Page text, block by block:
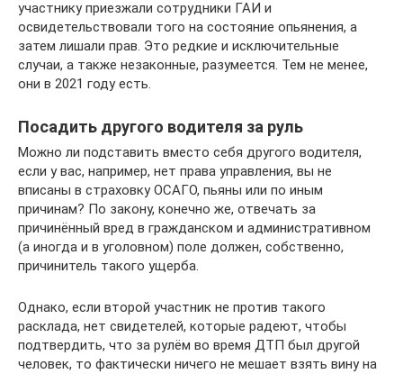
участнику приезжали сотрудники ГАИ и
освидетельствовали того на состояние опьянения, а
затем лишали прав. Это редкие и исключительные
случаи, а также незаконные, разумеется. Тем не менее,
они в 2021 году есть.
Посадить другого водителя за руль
Можно ли подставить вместо себя другого водителя,
если у вас, например, нет права управления, вы не
вписаны в страховку ОСАГО, пьяны или по иным
причинам? По закону, конечно же, отвечать за
причинённый вред в гражданском и административном
(а иногда и в уголовном) поле должен, собственно,
причинитель такого ущерба.
Однако, если второй участник не против такого
расклада, нет свидетелей, которые радеют, чтобы
подтвердить, что за рулём во время ДТП был другой
человек, то фактически ничего не мешает взять вину на